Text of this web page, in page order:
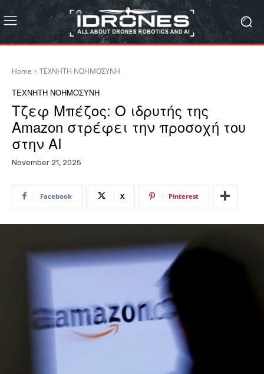
Home ΤΕΧΝΗΤΗ ΝΟΗΜΟΣΥΝΗ
ΤΕΧΝΗΤΗ ΝΟΗΜΟΣΥΝΗ
Τζεφ Μπέζος: Ο ιδρυτής της
Amazon στρέφει την προσοχή του
στην AI
November 21, 2025
Facebook X Pinterest